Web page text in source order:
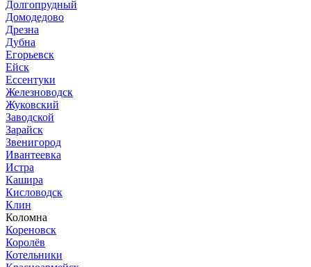
Долгопрудный
Домодедово
Дрезна
Дубна
Егорьевск
Ейск
Ессентуки
Железноводск
Жуковский
Заводской
Зарайск
Звенигород
Ивантеевка
Истра
Кашира
Кисловодск
Клин
Коломна
Кореновск
Королёв
Котельники